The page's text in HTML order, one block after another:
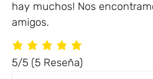
hay muchos! Nos
amigos.
5/5 (5 Reseña)